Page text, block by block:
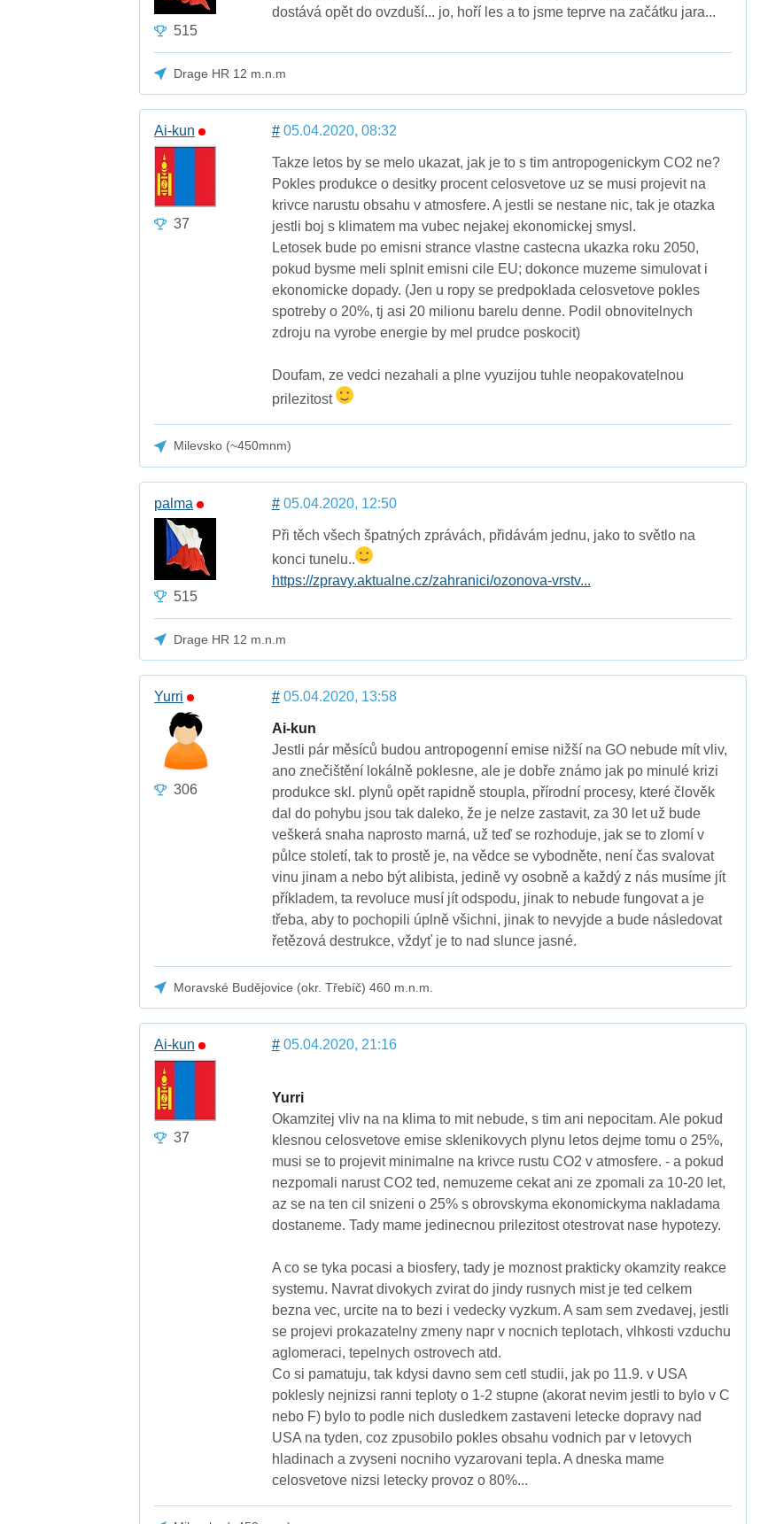
515
dostává opět do ovzduší... jo, hoří les a to jsme teprve na začátku jara...
Drage HR 12 m.n.m
Ai-kun
37
#05.04.2020, 08:32
Takze letos by se melo ukazat, jak je to s tim antropogenickym CO2 ne?
Pokles produkce o desitky procent celosvetove uz se musi projevit na
krivce narustu obsahu v atmosfere. A jestli se nestane nic, tak je otazka
jestli boj s klimatem ma vubec nejakej ekonomickej smysl.
Letosek bude po emisni strance vlastne castecna ukazka roku 2050,
pokud bysme meli splnit emisni cile EU; dokonce muzeme simulovat i
ekonomicke dopady. (Jen u ropy se predpoklada celosvetove pokles
spotreby o 20%, tj asi 20 milionu barelu denne. Podil obnovitelnych
zdroju na vyrobe energie by mel prudce poskocit)
Doufam, ze vedci nezahali a plne vyuzijou tuhle neopakovatelnou
prilezitost
Milevsko (~450mnm)
palma
515
#05.04.2020, 12:50
Při těch všech špatných zprávách, přidávám jednu, jako to světlo na
konci tunelu..
https://zpravy.aktualne.cz/zahranici/ozonova-vrstv...
Drage HR 12 m.n.m
Yurri
306
#05.04.2020, 13:58
Ai-kun
Jestli pár měsíců budou antropogenní emise nižší na GO nebude mít vliv,
ano znečištění lokálně poklesne, ale je dobře známo jak po minulé krizi
produkce skl. plynů opět rapidně stoupla, přírodní procesy, které člověk
dal do pohybu jsou tak daleko, že je nelze zastavit, za 30 let už bude
veškerá snaha naprosto marná, už teď se rozhoduje, jak se to zlomí v
půlce století, tak to prostě je, na vědce se vybodněte, není čas svalovat
vinu jinam a nebo být alibista, jedině vy osobně a každý z nás musíme jít
příkladem, ta revoluce musí jít odspodu, jinak to nebude fungovat a je
třeba, aby to pochopili úplně všichni, jinak to nevyjde a bude následovat
řetězová destrukce, vždyť je to nad slunce jasné.
Moravské Budějovice (okr. Třebíč) 460 m.n.m.
Ai-kun
37
#05.04.2020, 21:16
Yurri
Okamzitej vliv na na klima to mit nebude, s tim ani nepocitam. Ale pokud
klesnou celosvetove emise sklenikovych plynu letos dejme tomu o 25%,
musi se to projevit minimalne na krivce rustu CO2 v atmosfere. - a pokud
nezpomali narust CO2 ted, nemuzeme cekat ani ze zpomali za 10-20 let,
az se na ten cil snizeni o 25% s obrovskyma ekonomickyma nakladama
dostaneme. Tady mame jedinecnou prilezitost otestrovat nase hypotezy.
A co se tyka pocasi a biosfery, tady je moznost prakticky okamzity reakce
systemu. Navrat divokych zvirat do jindy rusnych mist je ted celkem
bezna vec, urcite na to bezi i vedecky vyzkum. A sam sem zvedavej, jestli
se projevi prokazatelny zmeny napr v nocnich teplotach, vlhkosti vzduchu
aglomeraci, tepelnych ostrovech atd.
Co si pamatuju, tak kdysi davno sem cetl studii, jak po 11.9. v USA
poklesly nejnizsi ranni teploty o 1-2 stupne (akorat nevim jestli to bylo v C
nebo F) bylo to podle nich dusledkem zastaveni letecke dopravy nad
USA na tyden, coz zpusobilo pokles obsahu vodnich par v letovych
hladinach a zvyseni nocniho vyzarovani tepla. A dneska mame
celosvetove nizsi letecky provoz o 80%...